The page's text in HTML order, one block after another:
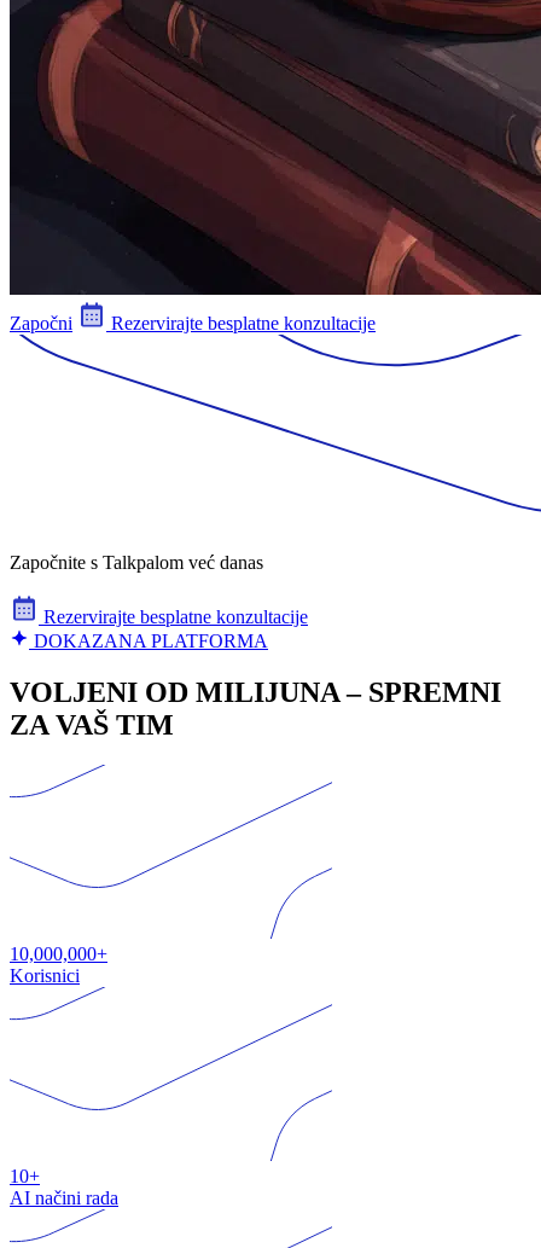
Započni Rezervirajte besplatne konzultacije
Započnite s Talkpalom već danas
Rezervirajte besplatne konzultacije
DOKAZANA PLATFORMA
VOLJENI OD MILIJUNA – SPREMNI
ZA VAŠ TIM
10,000,000+
Korisnici
10+
AI načini rada